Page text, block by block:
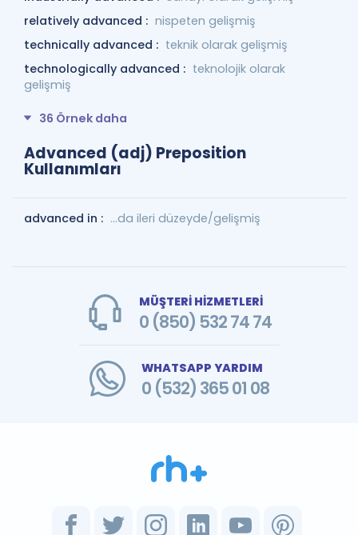
relatively advanced : nispeten gelişmiş
technically advanced : teknik olarak gelişmiş
technologically advanced : teknolojik olarak
gelişmiş
36 Örnek daha
Advanced (adj) Preposition
Kullanımları
advanced in : ...da ileri düzeyde/gelişmiş
MÜŞTERİ HİZMETLERİ
0 (850) 532 74 74
WHATSAPP YARDIM
0 (532) 365 01 08